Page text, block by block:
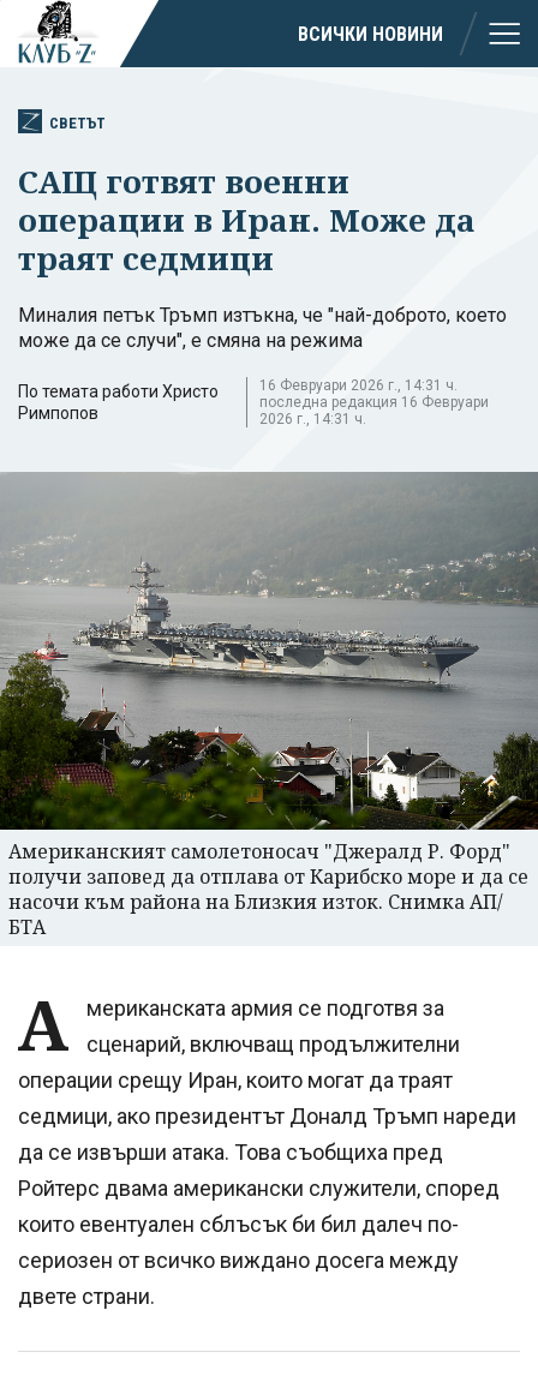
ВСИЧКИ НОВИНИ
СВЕТЪТ
САЩ готвят военни
операции в Иран. Може да
траят седмици
Миналия петък Тръмп изтъкна, че "най-доброто, което
може да се случи", е смяна на режима
По темата работи Христо
Римпопов
16 Февруари 2026 г., 14:31 ч.
последна редакция 16 Февруари
2026 г., 14:31 ч.
Американският самолетоносач "Джералд Р. Форд"
получи заповед да отплава от Карибско море и да се
насочи към района на Близкия изток. Снимка АП/
БТА
А
мериканската армия се подготвя за
сценарий, включващ продължителни
операции срещу Иран, които могат да траят
седмици, ако президентът Доналд Тръмп нареди
да се извърши атака. Това съобщиха пред
Ройтерс двама американски служители, според
които евентуален сблъсък би бил далеч по-
сериозен от всичко виждано досега между
двете страни.